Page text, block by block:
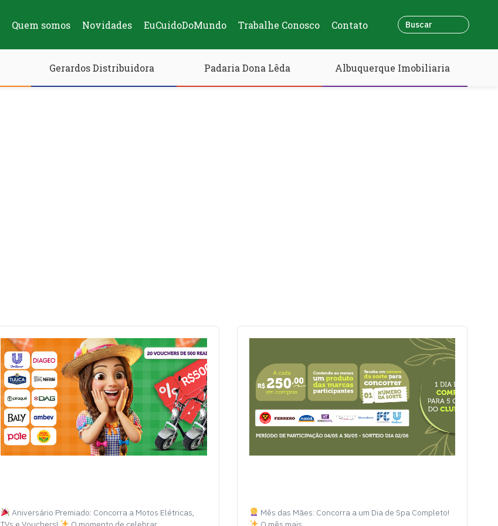
Quem somos Novidades EuCuidoDoMundo Trabalhe Conosco Contato
Gerardos Distribuidora Padaria Dona Lêda Albuquerque Imobiliaria
Aniversário Premiado: Concorra a Motos Elétricas,
Mês das Mães: Concorra a um Dia de Spa Completo!